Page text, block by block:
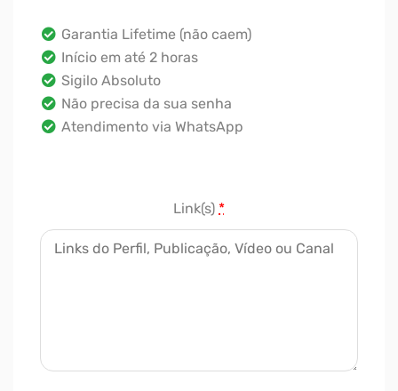
Garantia Lifetime (não caem)
Início em até 2 horas
Sigilo Absoluto
Não precisa da sua senha
Atendimento via WhatsApp
Link(s) *